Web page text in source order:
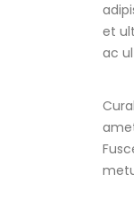
et
ac